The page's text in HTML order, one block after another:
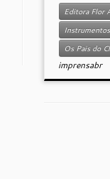
Editora Flor
Os Pais do
imprensabr